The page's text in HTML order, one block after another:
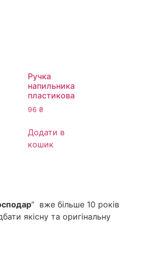
Ручка
напильника
пластикова
96 ₴
Додати в
кошик
” вже більше 10 років
якісну та оригінальну